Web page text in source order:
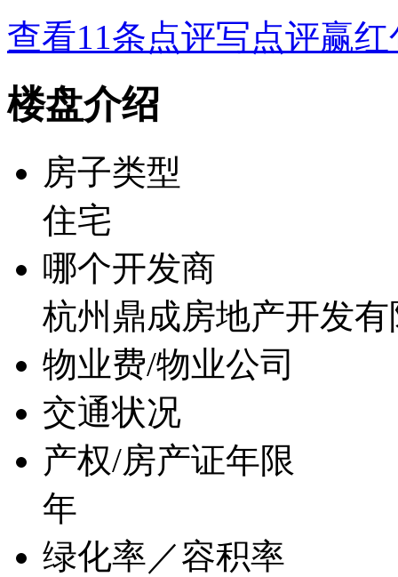
查看11条点评写点评赢
楼盘介绍
房子类型
住宅
哪个开发商
杭州鼎成房地产开发
物业费/物业公司
交通状况
产权/房产证年限
年
绿化率／容积率